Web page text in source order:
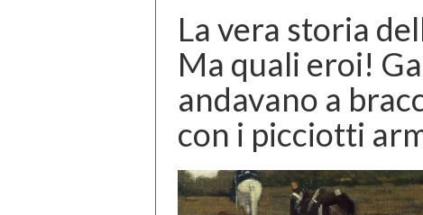
La vera storia
Ma quali eroi!
andavano a
con i picciotti